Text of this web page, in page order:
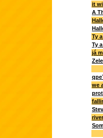
it
A
Ty
Ty
já
we